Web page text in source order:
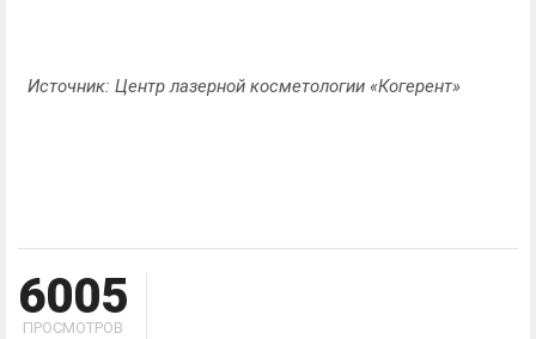
Источник: Центр лазерной косметологии «Когерент»
6005
ПРОСМОТРОВ